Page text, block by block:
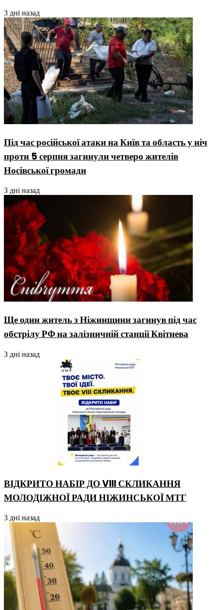
3 дні назад
Під час російської атаки на Київ та область у ніч
проти 5 серпня загинули четверо жителів
Носівської громади
3 дні назад
Ще один житель з Ніжинщини загинув під час
обстрілу РФ на залізничній станції Квітнева
3 дні назад
ВІДКРИТО НАБІР ДО VIII СКЛИКАННЯ
МОЛОДІЖНОЇ РАДИ НІЖИНСЬКОЇ МТГ
3 дні назад